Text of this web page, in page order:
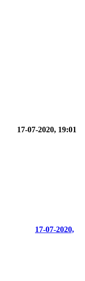
17-07-2020, 19:01
17-07-2020,